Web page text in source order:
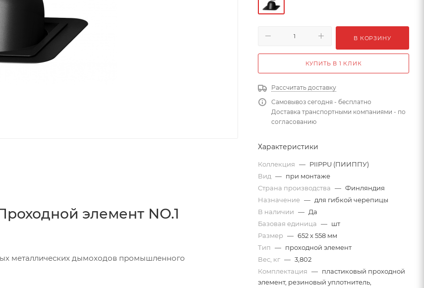
элемент NO.1
металлических дымоходов промышленного
В КОРЗИНУ
КУПИТЬ В 1 КЛИК
Рассчитать доставку
Самовывоз сегодня - бесплатно
Доставка транспортными компаниями - по
согласованию
Характеристики
Коллекция — PIIPPU (ПИИППУ)
Вид — при монтаже
Страна производства — Финляндия
Назначение — для гибкой черепицы
В наличии — Да
Базовая единица — шт
Размер — 652 x 558 мм
Тип — проходной элемент
Вес, кг — 3,802
Комплектация — пластиковый проходной
элемент, резиновый уплотнитель,